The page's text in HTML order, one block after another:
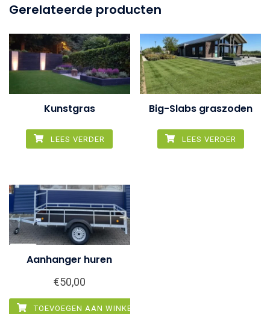
Gerelateerde producten
Kunstgras
LEES VERDER
Big-Slabs graszoden
LEES VERDER
Aanhanger huren
€50,00
TOEVOEGEN AAN WINKELWAGEN